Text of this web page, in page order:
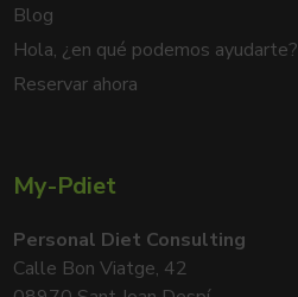
Blog
Hola, ¿en qué podemos ayudarte?
Reservar ahora
My-Pdiet
Personal Diet Consulting
Calle Bon Viatge, 42